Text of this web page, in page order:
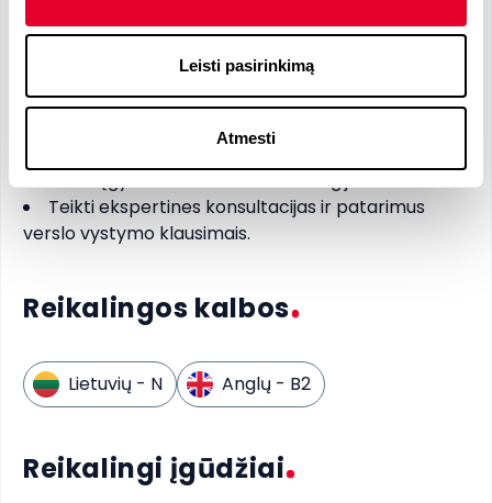
Leisti pasirinkimą
Atmesti
Vadovauti ir valdyti verslo vystymo iniciatyvas,
Identifikuoti ir siekti naujų verslo galimybių
Užmegzti ir palaikyti stiprius ryšius su klientais ir
Teikti ekspertines konsultacijas ir patarimus
verslo vystymo klausimais.
Reikalingos kalbos
Lietuvių - N Anglų - B2
Reikalingi įgūdžiai